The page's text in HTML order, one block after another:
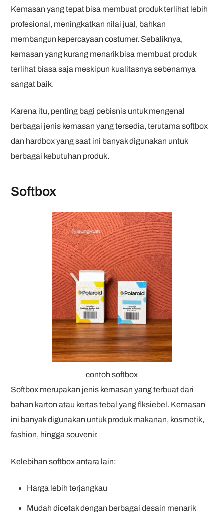
Kemasan yang tepat bisa membuat produk terlihat lebih
profesional, meningkatkan nilai jual, bahkan
membangun kepercayaan costumer. Sebaliknya,
kemasan yang kurang menarik bisa membuat produk
terlihat biasa saja meskipun kualitasnya sebenarnya
sangat baik.
Karena itu, penting bagi pebisnis untuk mengenal
berbagai jenis kemasan yang tersedia, terutama softbox
dan hardbox yang saat ini banyak digunakan untuk
berbagai kebutuhan produk.
Softbox
contoh softbox
Softbox merupakan jenis kemasan yang terbuat dari
bahan karton atau kertas tebal yang flksiebel. Kemasan
ini banyak digunakan untuk produk makanan, kosmetik,
fashion, hingga souvenir.
Kelebihan softbox antara lain:
Harga lebih terjangkau
Mudah dicetak dengan berbagai desain menarik